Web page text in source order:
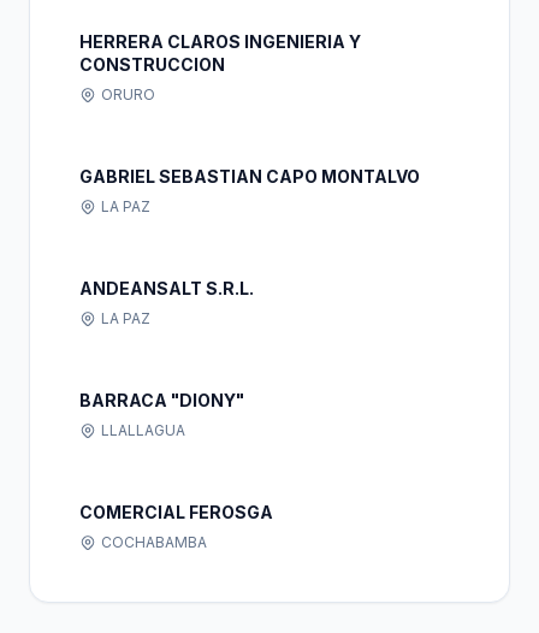
HERRERA CLAROS INGENIERIA Y
CONSTRUCCION
ORURO
GABRIEL SEBASTIAN CAPO MONTALVO
LA PAZ
ANDEANSALT S.R.L.
LA PAZ
BARRACA "DIONY"
LLALLAGUA
COMERCIAL FEROSGA
COCHABAMBA